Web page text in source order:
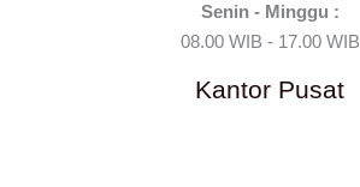
Senin - Minggu :
08.00 WIB - 17.00 WIB
Kantor Pusat